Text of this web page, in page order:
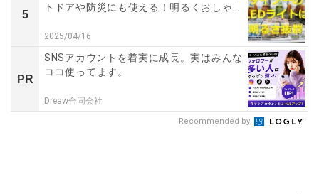
5
トドアや防災にも使える！明るくおしゃ...
2025/04/16
PR
SNSアカウントを着実に成長。実はみんな
ココ使ってます。
Dreaw合同会社
Recommended by